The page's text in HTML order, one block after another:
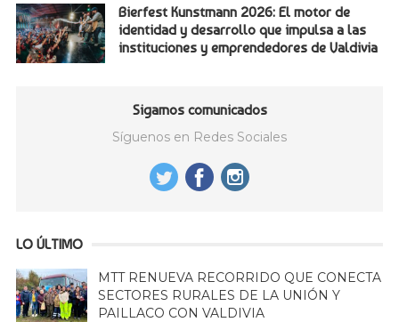
Bierfest Kunstmann 2026: El motor de
identidad y desarrollo que impulsa a las
instituciones y emprendedores de Valdivia
Sigamos comunicados
Síguenos en Redes Sociales
LO ÚLTIMO
MTT RENUEVA RECORRIDO QUE CONECTA
SECTORES RURALES DE LA UNIÓN Y
PAILLACO CON VALDIVIA